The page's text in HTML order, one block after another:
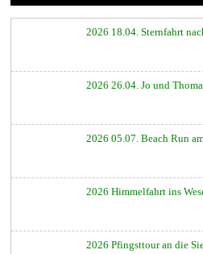
2026 18.04. Sternfahrt
2026 26.04. Jo und
2026 05.07. Beach Run
2026 Himmelfahrt ins
2026 Pfingsttour an die